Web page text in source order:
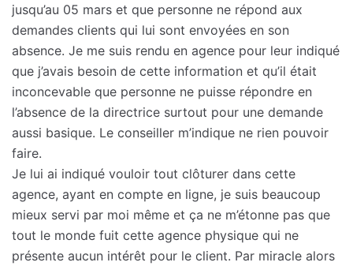
jusqu’au 05 mars et que personne ne répond aux
demandes clients qui lui sont envoyées en son
absence. Je me suis rendu en agence pour leur indiqué
que j’avais besoin de cette information et qu’il était
inconcevable que personne ne puisse répondre en
l’absence de la directrice surtout pour une demande
aussi basique. Le conseiller m’indique ne rien pouvoir
faire.
Je lui ai indiqué vouloir tout clôturer dans cette
agence, ayant en compte en ligne, je suis beaucoup
mieux servi par moi même et ça ne m’étonne pas que
tout le monde fuit cette agence physique qui ne
présente aucun intérêt pour le client. Par miracle alors